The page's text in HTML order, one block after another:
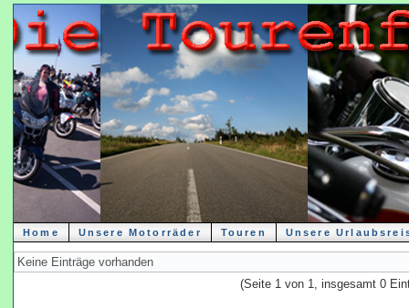
Home Unsere Motorräder Touren Unsere
Keine Einträge vorhanden
(Seite 1 von 1, insgesamt 0